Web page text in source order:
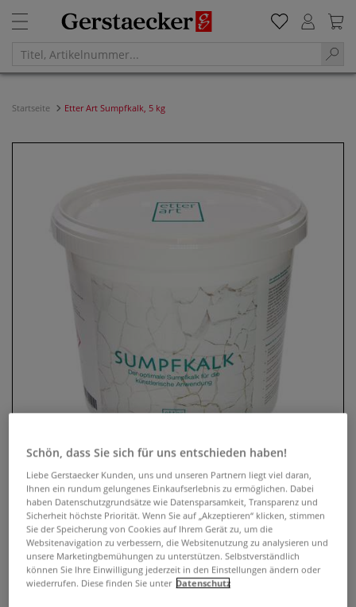
Startseite Etter Art Sumpfkalk, 5 kg
Etter Art Sumpfkalk, 5 kg
0 Bewertungen
Schön, dass Sie sich für uns entschieden haben!
Liebe Gerstaecker Kunden, uns und unseren Partnern liegt viel daran,
Ihnen ein rundum gelungenes Einkaufserlebnis zu ermöglichen. Dabei
haben Datenschutzgrundsätze wie Datensparsamkeit, Transparenz und
Sicherheit höchste Priorität. Wenn Sie auf „Akzeptieren“ klicken, stimmen
Sie der Speicherung von Cookies auf Ihrem Gerät zu, um die
Websitenavigation zu verbessern, die Websitenutzung zu analysieren und
unsere Marketingbemühungen zu unterstützen. Selbstverständlich
können Sie Ihre Einwilligung jederzeit in den Einstellungen ändern oder
wiederrufen. Diese finden Sie unter Datenschutz